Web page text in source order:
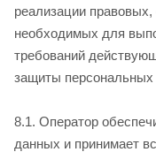
реализации правовых,
необходимых для
требований
защиты
8.1. Оператор
данных и принимает